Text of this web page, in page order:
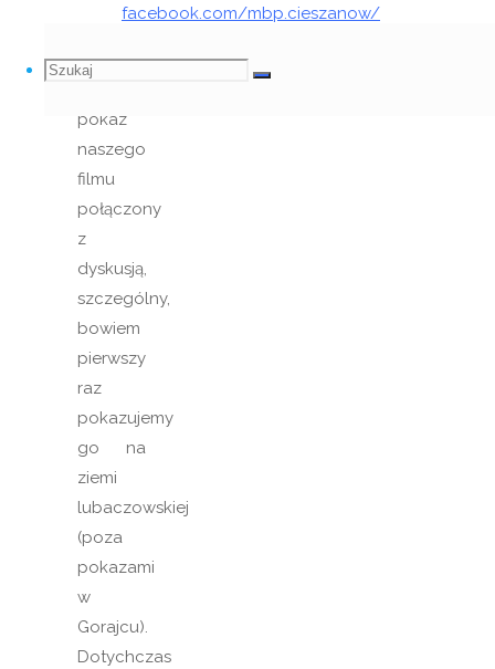
Szukaj
Szukaj:
Szukaj
facebook.com/mbp.cieszanow/
To
pokaz
naszego
filmu
połączony
z
dyskusją,
szczególny,
bowiem
pierwszy
raz
pokazujemy
go na
ziemi
lubaczowskiej
(poza
pokazami
w
Gorajcu).
Dotychczas